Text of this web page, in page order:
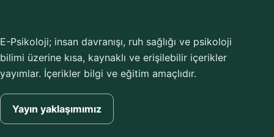
E-Psikoloji; insan davranışı, ruh sağlığı ve psikoloji
bilimi üzerine kısa, kaynaklı ve erişilebilir içerikler
yayımlar. İçerikler bilgi ve eğitim amaçlıdır.
Yayın yaklaşımımız